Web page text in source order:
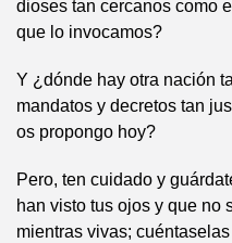
dioses tan cercanos como
que lo invocamos?
Y ¿dónde hay otra nación
mandatos y decretos tan
os propongo hoy?
Pero, ten cuidado y
han visto tus ojos y que no
mientras vivas;